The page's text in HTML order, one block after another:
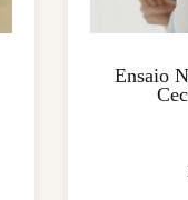
Ensaio